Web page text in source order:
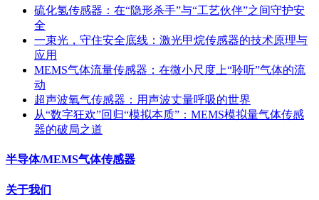
硫化氢传感器：在“隐形杀手”与“工艺伙伴”之间守护安
全
一束光，守住安全底线：激光甲烷传感器的技术原理与
应用
MEMS气体流量传感器：在微小尺度上“聆听”气体的流
动
超声波氧气传感器：用声波丈量呼吸的世界
从“数字狂欢”回归“模拟本质”：MEMS模拟量气体传感
器的破局之道
半导体/MEMS气体传感器
关于我们